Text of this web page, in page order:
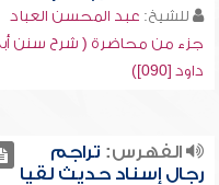
للشيخ: عبد المحسن العباد
جزء من محاضرة ( شرح سنن
داود [090])
الفهرس: تراجم
رجال إسناد حديث لقيا